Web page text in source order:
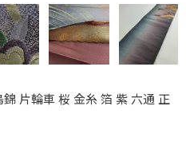
錦 片輪車 桜 金糸 箔 紫 六通 正